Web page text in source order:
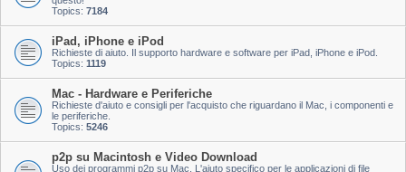
Topics: 7184
iPad, iPhone e iPod
Richieste di aiuto. Il supporto hardware e software per iPad, iPhone e iPod.
Topics: 1119
Mac - Hardware e Periferiche
Richieste d'aiuto e consigli per l'acquisto che riguardano il Mac, i componenti e
le periferiche.
Topics: 5246
p2p su Macintosh e Video Download
Uso dei programmi p2p su Mac. L'aiuto specifico per le applicazioni di file